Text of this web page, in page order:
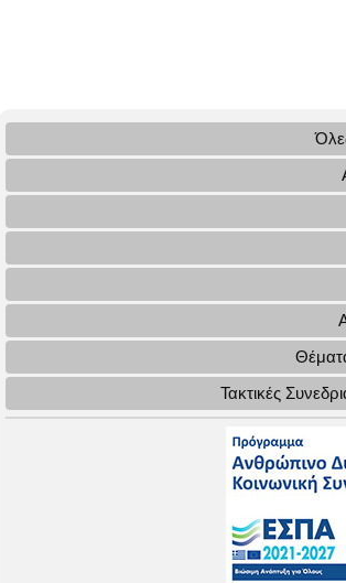
Τακτικές